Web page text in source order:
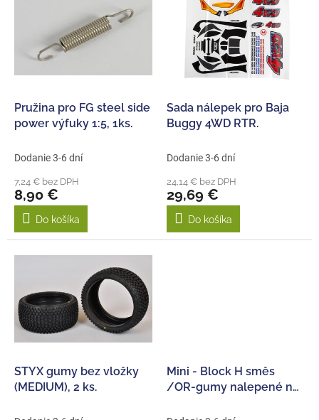
d
Pružina pro FG steel side
power výfuky 1:5, 1ks.
Dodanie 3-6 dní
7,24 € bez DPH
8,90 €
Do košíka
Sada nálepek pro Baja
Buggy 4WD RTR.
Dodanie 3-6 dní
24,14 € bez DPH
29,69 €
Do košíka
STYX gumy bez vložky
(MEDIUM), 2 ks.
Mini - Block H směs
/OR-gumy nalepené na